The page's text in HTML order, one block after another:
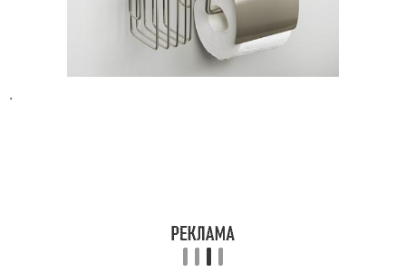
.